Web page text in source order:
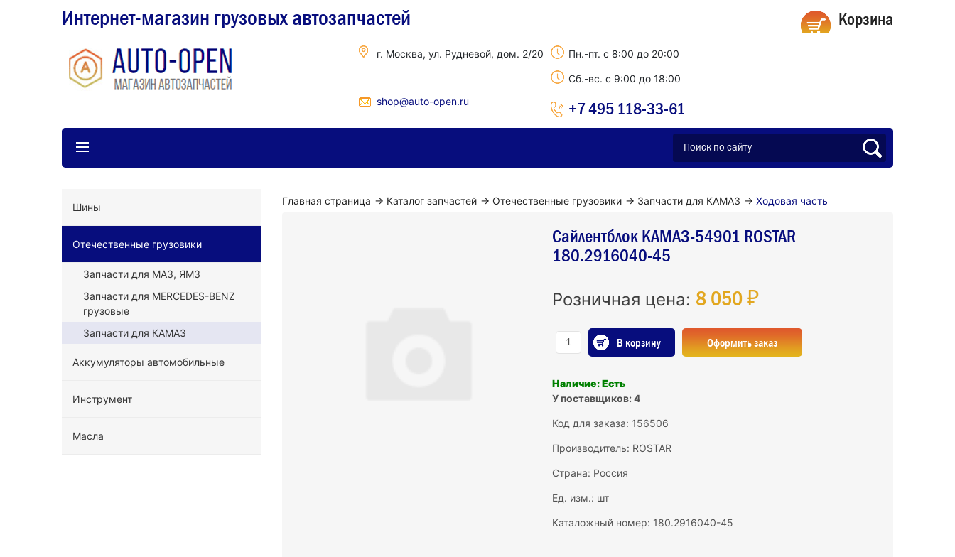
Интернет-магазин грузовых автозапчастей
г. Москва, ул. Рудневой, дом. 2/20
shop@auto-open.ru
Пн.-пт. с 8:00 до 20:00
Сб.-вс. с 9:00 до 18:00
+7 495 118-33-61
Корзина
Шины
Отечественные грузовики
Запчасти для МАЗ, ЯМЗ
Запчасти для MERCEDES-BENZ
грузовые
Запчасти для КАМАЗ
Аккумуляторы автомобильные
Инструмент
Масла
Главная страница → Каталог запчастей → Отечественные грузовики → Запчасти для КАМАЗ → Ходовая часть
Сайлентблок КАМАЗ-54901 ROSTAR
180.2916040-45
Розничная цена: 8 050 ₽
В корзину Оформить заказ
Наличие: Есть
У поставщиков: 4
Код для заказа: 156506
Производитель: ROSTAR
Страна: Россия
Ед. изм.: шт
Каталожный номер: 180.2916040-45